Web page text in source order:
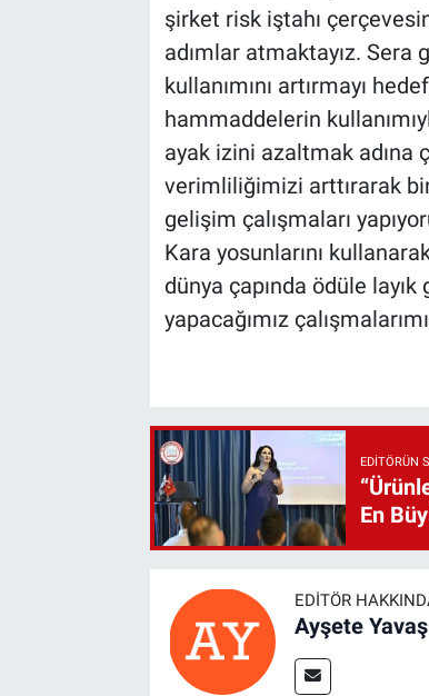
şirket risk iştahı
adımlar atmaktayız. Sera
kullanımını artırmayı
hammaddelerin
ayak izini azaltmak adına
verimliliğimizi arttırarak
gelişim çalışmaları
Kara yosunlarını
dünya çapında ödüle
yapacağımız
EDITÖRÜN
En
EDITÖR
Ayşete Yavaş